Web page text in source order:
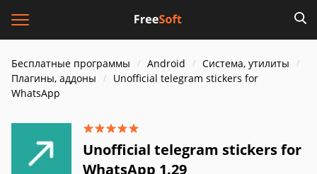
Бесплатные программы Android
Система, утилиты
Плагины, аддоны
Unofficial telegram stickers for
WhatsApp
Unofficial telegram stickers for
WhatsApp 1.29